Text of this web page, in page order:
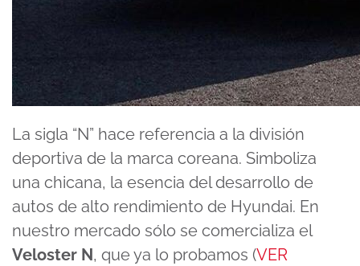
La sigla “N” hace referencia a la división
deportiva de la marca coreana. Simboliza
una chicana, la esencia del desarrollo de
autos de alto rendimiento de Hyundai. En
nuestro mercado sólo se comercializa el
Veloster N, que ya lo probamos (VER